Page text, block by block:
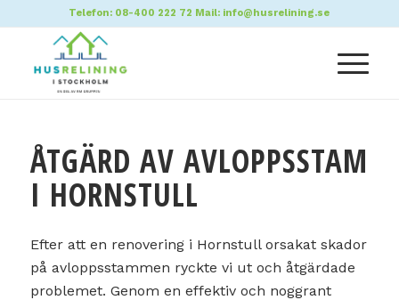
Telefon: 08-400 222 72 Mail: info@husrelining.se
ÅTGÄRD AV AVLOPPSSTAM
I HORNSTULL
Efter att en renovering i Hornstull orsakat skador
på avloppsstammen ryckte vi ut och åtgärdade
problemet. Genom en effektiv och noggrant